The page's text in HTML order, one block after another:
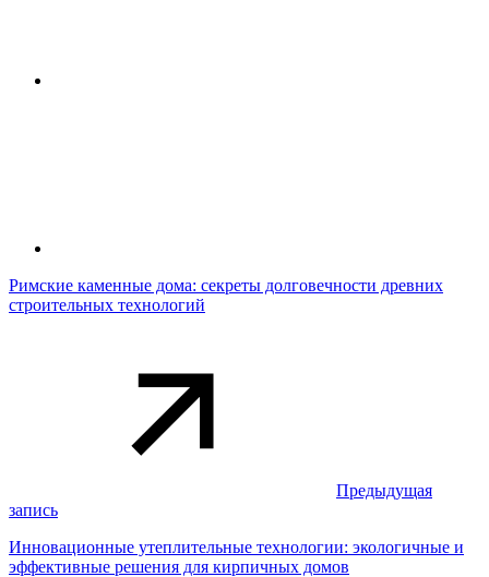
Римские каменные дома: секреты долговечности древних
строительных технологий
Предыдущая
запись
Инновационные утеплительные технологии: экологичные и
эффективные решения для кирпичных домов